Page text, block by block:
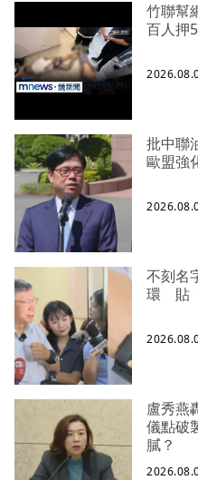
竹聯幫
百人押
批中聯
歐盟強
不刻名
環 貼
盧秀燕
儀點破
膩？